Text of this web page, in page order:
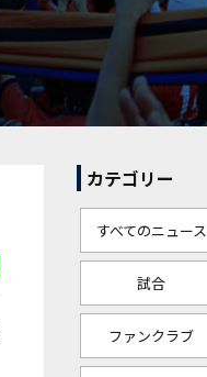
カテゴリー
すべてのニュース
試合
ファンクラブ